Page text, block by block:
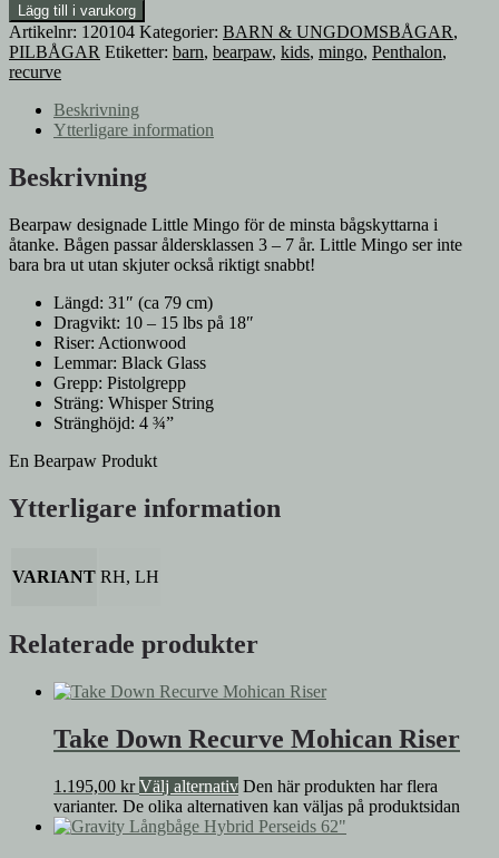
Lägg till i varukorg
Artikelnr: 120104 Kategorier: BARN & UNGDOMSBÅGAR,
PILBÅGAR Etiketter: barn, bearpaw, kids, mingo, Penthalon,
recurve
Beskrivning
Ytterligare information
Beskrivning
Bearpaw designade Little Mingo för de minsta bågskyttarna i
åtanke. Bågen passar åldersklassen 3 – 7 år. Little Mingo ser inte
bara bra ut utan skjuter också riktigt snabbt!
Längd: 31″ (ca 79 cm)
Dragvikt: 10 – 15 lbs på 18″
Riser: Actionwood
Lemmar: Black Glass
Grepp: Pistolgrepp
Sträng: Whisper String
Stränghöjd: 4 ¾”
En Bearpaw Produkt
Ytterligare information
VARIANT RH, LH
Relaterade produkter
Take Down Recurve Mohican Riser
1.195,00 kr Välj alternativ Den här produkten har flera
varianter. De olika alternativen kan väljas på produktsidan